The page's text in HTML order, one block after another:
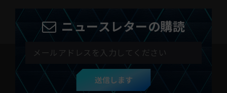
ニュースレターの購読
送信します